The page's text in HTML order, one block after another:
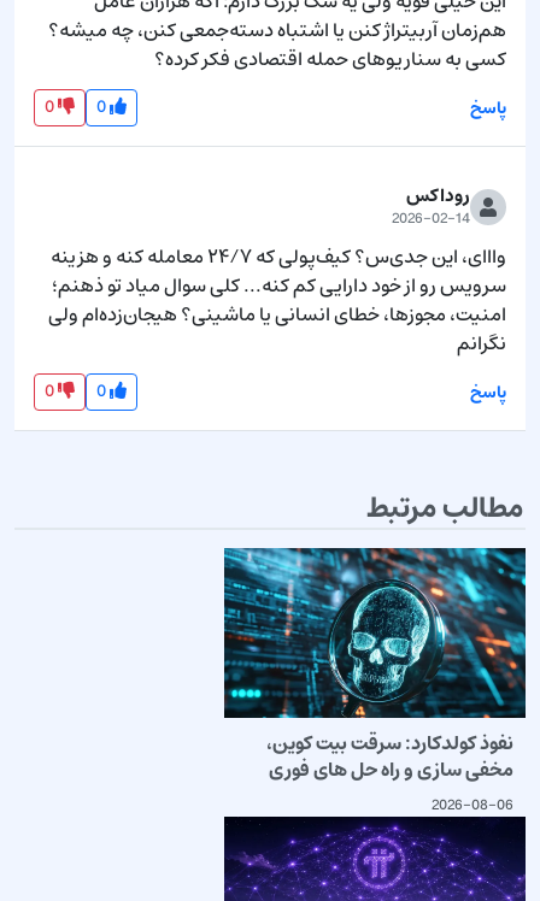
کسی به سناریوهای حمله اقتصادی فکر کرده؟
پاسخ 0
0
روداکس
2026-02-14
نگرانم
پاسخ 0
0
مطالب مرتبط
نفوذ کولدکارد: سرقت بیت کوین،
مخفی سازی و راه حل های فوری
2026-08-06